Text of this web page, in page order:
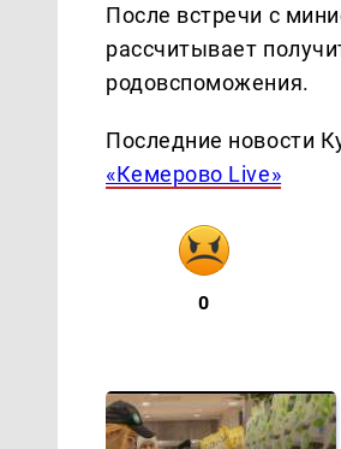
После встречи с
рассчитывает
родовспоможения.
Последние новости
«Кемерово Live»
0